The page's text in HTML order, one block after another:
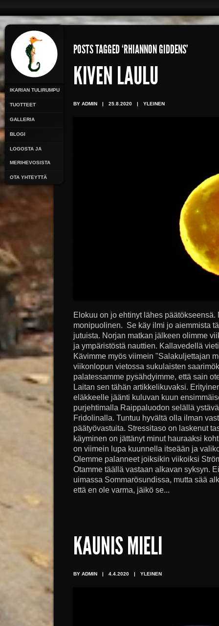
IKARIAN TULIRUMPU
TUOTTEET
GALLERIA
BLOGI
LOGOSTA JA
MERIHEVOSISTA
OTA YHTEYTTÄ
POSTS TAGGED ‘RHIANNON GIDDENS’
KIVEN LAULU
BY ADMIN | 25.8.2020 | YLEINEN
Elokuu on jo ehtinyt lähes päätökseensä.
monipuolinen. Se käy ilmi jo aiemmista
jutuista. Norjan matkan jälkeen olimme
ja ympäristöstä nauttien. Kallavedellä
Kävimme myös viimein "Salakuljettajan
viikonlopun vietossa sukulaisten
palatessamme pysähdyimme, että sain
Laitan sen tähän artikkelikuvaksi.
eläkkeelle jäänti kuluvan kuun
purjehtimalla Raippaluodon selällä
Fridolinalla. Tuntuu hyvältä olla ilman
päätyövastuita. Stressitaso on laskenut
käyminen on jättänyt minut hauraaksi
on viimein lupa kuunnella itseään ja
Olemme palanneet joiksikin viikoiksi
Otamme täällä vastaan alkavan syksyn.
uimassa Sommarösundissa, mutta sää
että en ole varma, jäikö se...
KAUNIS MIELI
BY ADMIN | 4.4.2020 | YLEINEN